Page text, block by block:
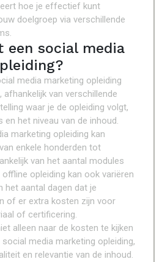
hoe je effectief kunt
doelgroep via verschillende
een social media
media marketing opleiding
afhankelijk van verschillende
waar je de opleiding volgt,
en het niveau van de inhoud.
marketing opleiding kan
enkele honderden tot
van het aantal modules
offline opleiding kan ook variëren
het aantal dagen dat je
of er extra kosten zijn voor
of certificering.
alleen naar de kosten te kijken
media marketing opleiding,
en relevantie van de inhoud.